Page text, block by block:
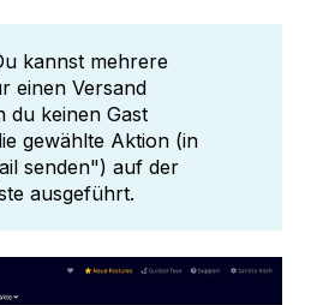
kannst mehrere
einen Versand
du keinen Gast
gewählte Aktion (in
senden") auf der
ausgeführt.